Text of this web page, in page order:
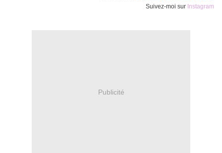
Suivez-moi sur Instagram
Publicité